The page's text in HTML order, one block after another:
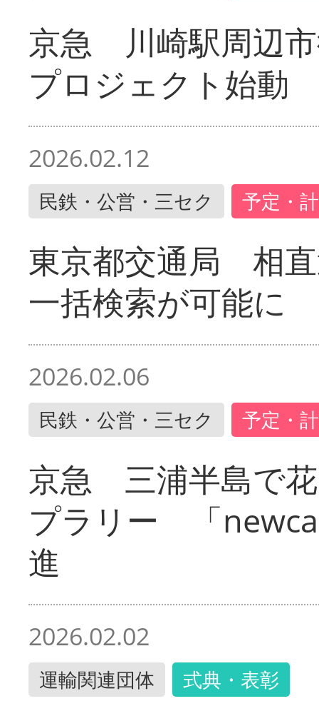
京急 川崎駅周辺
プロジェクト始動
2026.02.12
民鉄・公営・三セク 予定・
東京都交通局 相
一括検索が可能に
2026.02.06
民鉄・公営・三セク 予定・
京急 三浦半島で
プラリー 「
進
2026.02.02
運輸関連団体 式典・表彰